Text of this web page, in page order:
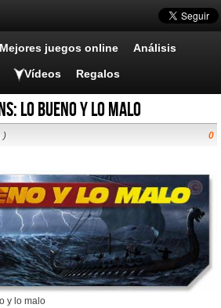
Mejores juegos online Análisis
Vídeos Regalos
lo bueno y lo malo
) 0
y lo malo